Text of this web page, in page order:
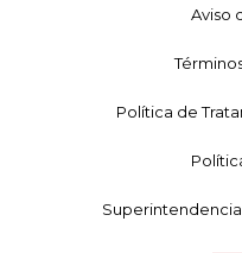
Aviso
Política de